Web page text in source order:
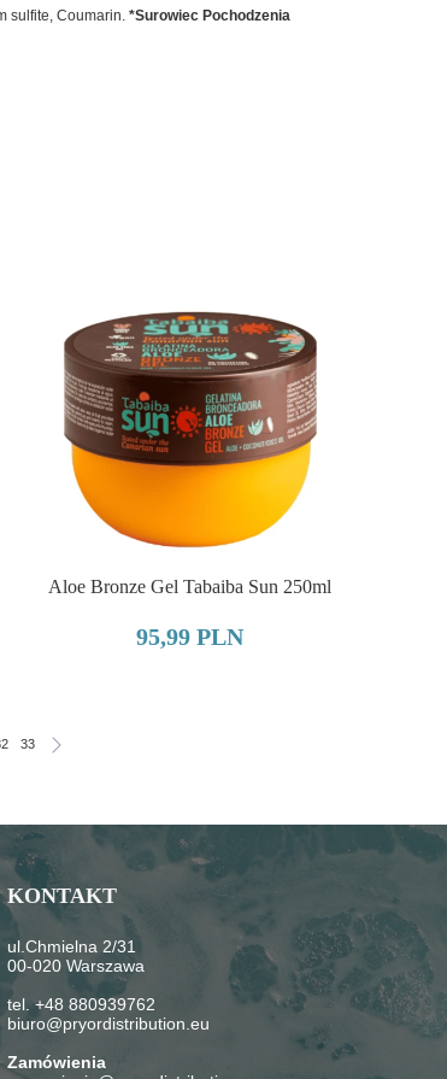
sulfite, Coumarin. *Surowiec Pochodzenia
Aloe Bronze Gel Tabaiba Sun 250ml
95,99 PLN
33
KONTAKT
ul.Chmielna 2/31
00-020 Warszawa
tel. +48 880939762
biuro@pryordistribution.eu
Zamówienia